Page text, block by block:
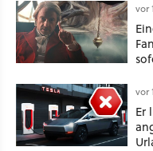
vor
vor
Er